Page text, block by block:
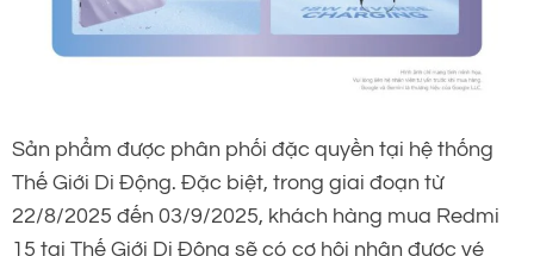
Sản phẩm được phân phối đặc quyền tại hệ thống
Thế Giới Di Động. Đặc biệt, trong giai đoạn từ
22/8/2025 đến 03/9/2025, khách hàng mua Redmi
15 tại Thế Giới Di Động sẽ có cơ hội nhận được vé